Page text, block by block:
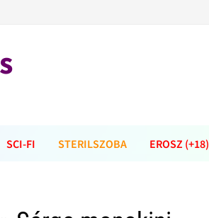
SCI-FI STERILSZOBA EROSZ (+18)